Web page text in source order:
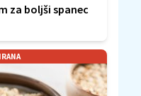
za boljši spanec